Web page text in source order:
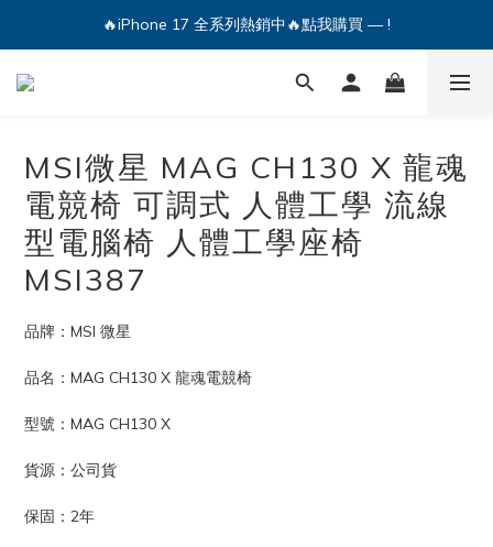
🔥iPhone 17 全系列熱銷中🔥點我購買 — !
🔥iPhone 17 全系列熱銷中🔥點我購買 — !
MSI微星 MAG CH130 X 龍魂
電競椅 可調式 人體工學 流線
型電腦椅 人體工學座椅
MSI387
品牌：MSI 微星
品名：MAG CH130 X 龍魂電競椅
型號：MAG CH130 X
貨源：公司貨
保固：2年